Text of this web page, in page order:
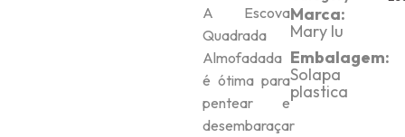
A Escova
Quadrada
Almofadada
é ótima para
pentear e
desembaraçar
Marca:
Mary lu
Embalagem:
Solapa
plastica